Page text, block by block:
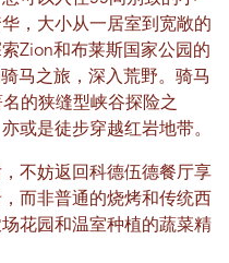
，大小从一居室到宽敞的
Zion和布莱斯国家公园的
马之旅，深入荒野。骑马
的狭缝型峡谷探险之
或是徒步穿越红岩地带。
不妨返回科德伍德餐厅享
而非普通的烧烤和传统西
花园和温室种植的蔬菜精